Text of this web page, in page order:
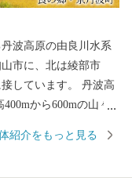
波高原の由良川水系
市に、北は綾部市
しています。 丹波高
から600mの山々
ち約83％を森林が占
紹介をもっと見る